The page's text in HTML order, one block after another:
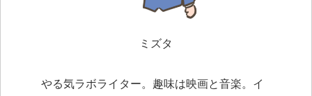
ミズタ
やる気ラボライター。趣味は映画と音楽。イ